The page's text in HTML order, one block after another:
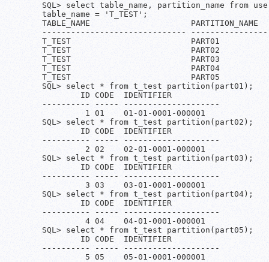
SQL> select table_name, partition_name from
table_name = 'T_TEST';
TABLE_NAME                     PARTITION_NAME
------------------------------
T_TEST                         PART01
T_TEST                         PART02
T_TEST                         PART03
T_TEST                         PART04
T_TEST                         PART05
SQL> select * from t_test partition(part01);
        ID CODE  IDENTIFIER
---------- ----- --------------------
         1 01    01-01-0001-000001
SQL> select * from t_test partition(part02);
        ID CODE  IDENTIFIER
---------- ----- --------------------
         2 02    02-01-0001-000001
SQL> select * from t_test partition(part03);
        ID CODE  IDENTIFIER
---------- ----- --------------------
         3 03    03-01-0001-000001
SQL> select * from t_test partition(part04);
        ID CODE  IDENTIFIER
---------- ----- --------------------
         4 04    04-01-0001-000001
SQL> select * from t_test partition(part05);
        ID CODE  IDENTIFIER
---------- ----- --------------------
         5 05    05-01-0001-000001